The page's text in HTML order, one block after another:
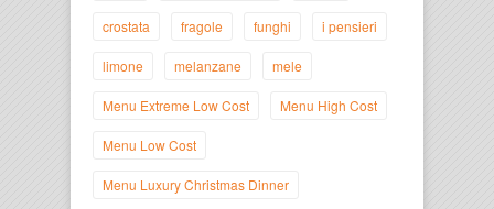
crostata fragole funghi i pensieri
limone melanzane mele
Menu Extreme Low Cost Menu High Cost
Menu Low Cost
Menu Luxury Christmas Dinner